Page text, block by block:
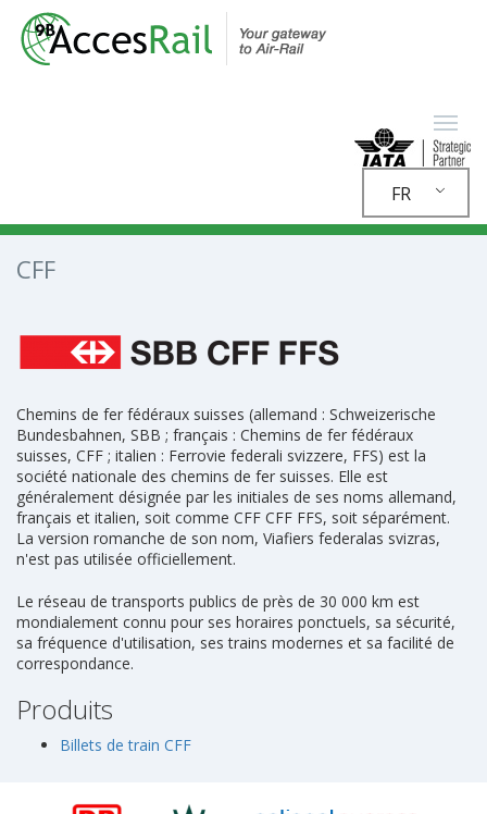
FR
CFF
Chemins de fer fédéraux suisses (allemand : Schweizerische
Bundesbahnen, SBB ; français : Chemins de fer fédéraux
suisses, CFF ; italien : Ferrovie federali svizzere, FFS) est la
société nationale des chemins de fer suisses. Elle est
généralement désignée par les initiales de ses noms allemand,
français et italien, soit comme CFF CFF FFS, soit séparément.
La version romanche de son nom, Viafiers federalas svizras,
n'est pas utilisée officiellement.
Le réseau de transports publics de près de 30 000 km est
mondialement connu pour ses horaires ponctuels, sa sécurité,
sa fréquence d'utilisation, ses trains modernes et sa facilité de
correspondance.
Produits
Billets de train CFF